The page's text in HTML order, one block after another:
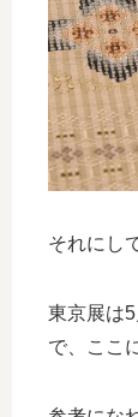
それにし
東京展は
で、ここ